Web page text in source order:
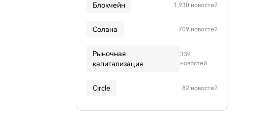
Блокчейн 1,930 новостей
Солана 709 новостей
Рыночная
капитализация
339
новостей
Circle 82 новостей